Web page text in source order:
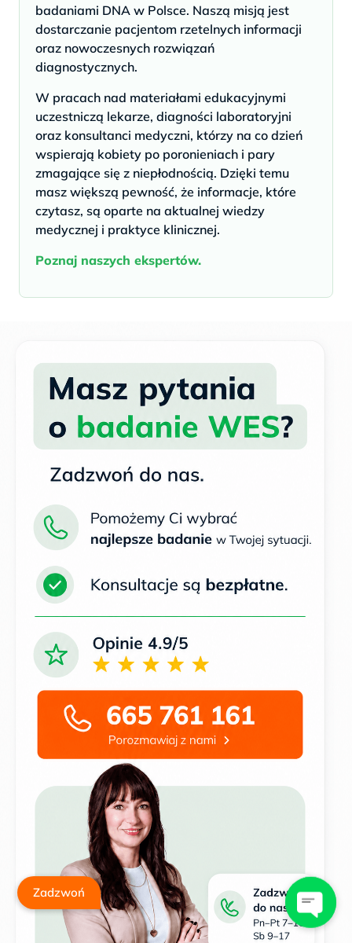
badaniami DNA w Polsce. Naszą misją jest
dostarczanie pacjentom rzetelnych informacji
oraz nowoczesnych rozwiązań
diagnostycznych.
W pracach nad materiałami edukacyjnymi
uczestniczą lekarze, diagności laboratoryjni
oraz konsultanci medyczni, którzy na co dzień
wspierają kobiety po poronieniach i pary
zmagające się z niepłodnością. Dzięki temu
masz większą pewność, że informacje, które
czytasz, są oparte na aktualnej wiedzy
medycznej i praktyce klinicznej.
Poznaj naszych ekspertów.
Zadzwoń